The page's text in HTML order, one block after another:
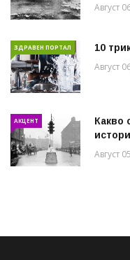
Август
ЗДРАВЕН ПОРТАЛ 10
Август
АКЦЕНТ
Какво
Август